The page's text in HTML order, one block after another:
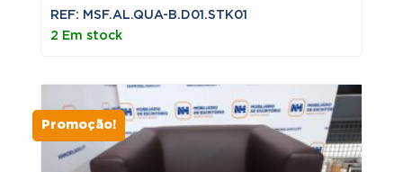
preço
original
preço
REF: MSF.AL.QUA-B.D01.STK01
2 Em stock
Promoção!